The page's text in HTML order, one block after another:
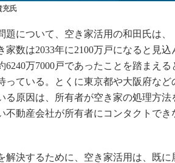
充氏
について、空き家活用の和田氏は、
家数は2033年に2100万戸になると見
万7000戸であったことを踏まえる
っている。とくに東京都や大阪府な
る原因は、所有者が空き家の処理方法
不動産会社が所有者にコンタクトで
決するために、空き家活用は、既